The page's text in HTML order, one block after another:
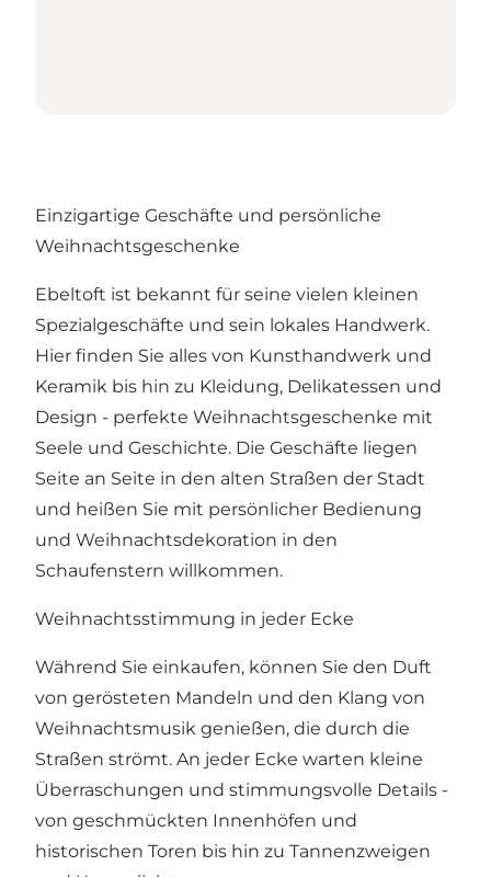
Einzigartige Geschäfte und persönliche
Weihnachtsgeschenke
Ebeltoft ist bekannt für seine vielen kleinen
Spezialgeschäfte und sein lokales Handwerk.
Hier finden Sie alles von Kunsthandwerk und
Keramik bis hin zu Kleidung, Delikatessen und
Design - perfekte Weihnachtsgeschenke mit
Seele und Geschichte. Die Geschäfte liegen
Seite an Seite in den alten Straßen der Stadt
und heißen Sie mit persönlicher Bedienung
und Weihnachtsdekoration in den
Schaufenstern willkommen.
Weihnachtsstimmung in jeder Ecke
Während Sie einkaufen, können Sie den Duft
von gerösteten Mandeln und den Klang von
Weihnachtsmusik genießen, die durch die
Straßen strömt. An jeder Ecke warten kleine
Überraschungen und stimmungsvolle Details -
von geschmückten Innenhöfen und
historischen Toren bis hin zu Tannenzweigen